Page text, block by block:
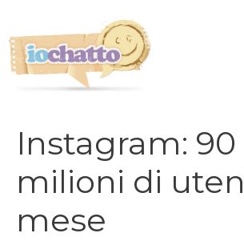
contenuto
Instagram: 90
milioni di
mese